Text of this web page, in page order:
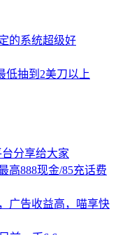
的系统超级好
低抽到2美刀以上
台分享给大家
高888现金/85充话费
广告收益高，喵享快